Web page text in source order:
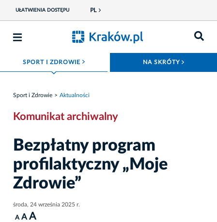
UŁATWIENIA DOSTĘPU PL
SPORT I ZDROWIE ROZWIŃ MENU NA SKRÓTY
Sport i Zdrowie Aktualności
Komunikat archiwalny
Bezpłatny program
profilaktyczny „Moje
Zdrowie”
środa, 24 września 2025 r.
A A A